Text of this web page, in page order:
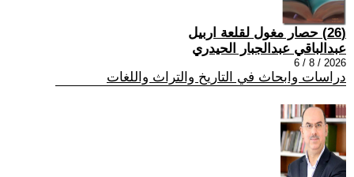
(26) حصار مغول لقلعة اربيل
عبدالباقي عبدالجبار الحيدري
2026 / 8 / 6
دراسات وابحاث في التاريخ والتراث واللغات